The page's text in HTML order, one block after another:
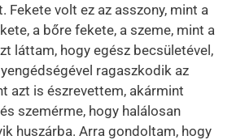
Fekete volt ez az asszony, mint a
a bőre fekete, a szeme, mint a
láttam, hogy egész becsületével,
ragaszkodik az
azt is észrevettem, akármint
szemérme, hogy halálosan
huszárba. Arra gondoltam, hogy